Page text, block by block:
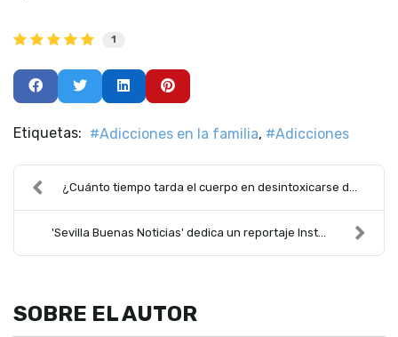
1
Etiquetas: Adicciones en la familia Adicciones
¿Cuánto tiempo tarda el cuerpo en desintoxicarse d...
'Sevilla Buenas Noticias' dedica un reportaje Inst...
SOBRE EL AUTOR